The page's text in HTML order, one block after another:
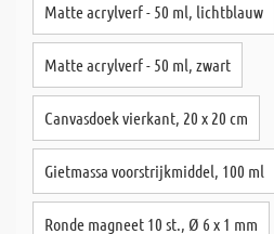
Matte acrylverf - 50 ml, lichtblauw
Matte acrylverf - 50 ml, zwart
Canvasdoek vierkant, 20 x 20 cm
Gietmassa voorstrijkmiddel, 100 ml
Ronde magneet 10 st., Ø 6 x 1 mm